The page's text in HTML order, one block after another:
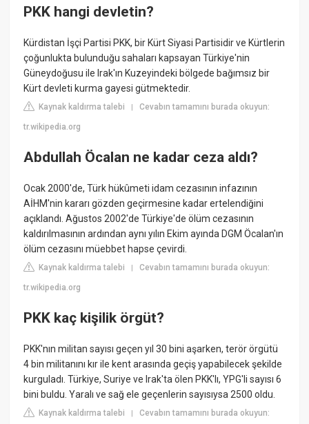
PKK hangi devletin?
Kürdistan İşçi Partisi PKK, bir Kürt Siyasi Partisidir ve Kürtlerin
çoğunlukta bulunduğu sahaları kapsayan Türkiye'nin
Güneydoğusu ile Irak'ın Kuzeyindeki bölgede bağımsız bir
Kürt devleti kurma gayesi gütmektedir.
Kaynak kaldırma talebi |Cevabın tamamını burada okuyun:
tr.wikipedia.org
Abdullah Öcalan ne kadar ceza aldı?
Ocak 2000'de, Türk hükûmeti idam cezasının infazının
AİHM'nin kararı gözden geçirmesine kadar ertelendiğini
açıklandı. Ağustos 2002'de Türkiye'de ölüm cezasının
kaldırılmasının ardından aynı yılın Ekim ayında DGM Öcalan'ın
ölüm cezasını müebbet hapse çevirdi.
Kaynak kaldırma talebi |Cevabın tamamını burada okuyun:
tr.wikipedia.org
PKK kaç kişilik örgüt?
PKK'nın militan sayısı geçen yıl 30 bini aşarken, terör örgütü
4 bin militanını kır ile kent arasında geçiş yapabilecek şekilde
kurguladı. Türkiye, Suriye ve Irak'ta ölen PKK'lı, YPG'li sayısı 6
bini buldu. Yaralı ve sağ ele geçenlerin sayısıysa 2500 oldu.
Kaynak kaldırma talebi |Cevabın tamamını burada okuyun: